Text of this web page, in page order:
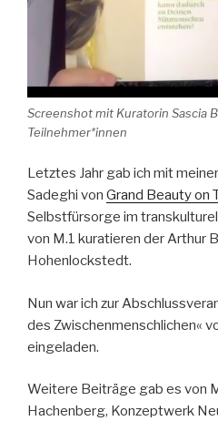
Screenshot mit Kuratorin Sascia
Teilnehmer*innen
Letztes Jahr gab ich mit
Sadeghi von Grand Beauty on
Selbstfürsorge im
von M.1 kuratieren der Arthur
Hohenlockstedt.
Nun war ich zur
des Zwischenmenschlichen«
eingeladen.
Weitere Beiträge gab es von
Hachenberg, Konzeptwerk